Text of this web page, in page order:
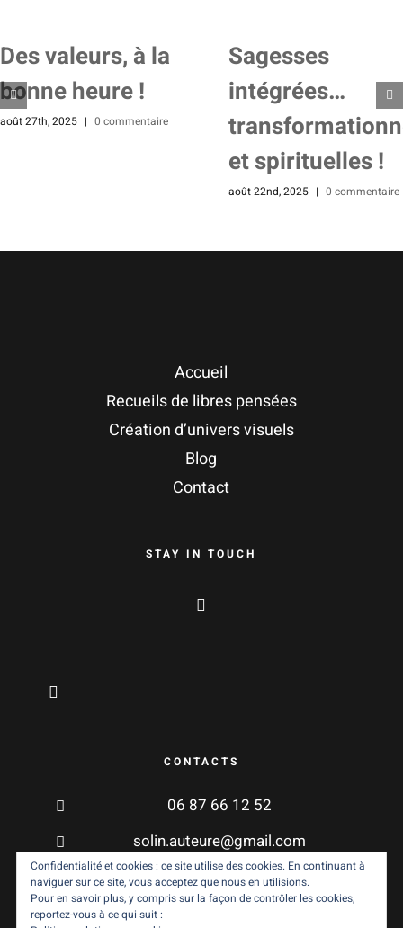
Des valeurs, à la
bonne heure !
août 27th, 2025 | 0 commentaire
Sagesses
intégrées…
et spirituelles !
août 22nd, 2025 | 0 commentaire
Accueil
Recueils de libres pensées
Création d’univers visuels
Blog
Contact
STAY IN TOUCH
CONTACTS
06 87 66 12 52
solin.auteure@gmail.com
Confidentialité et cookies : ce site utilise des cookies. En continuant à
naviguer sur ce site, vous acceptez que nous en utilisions.
Pour en savoir plus, y compris sur la façon de contrôler les cookies,
reportez-vous à ce qui suit :